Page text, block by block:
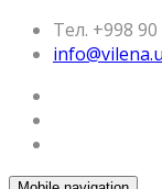
Тел. +998